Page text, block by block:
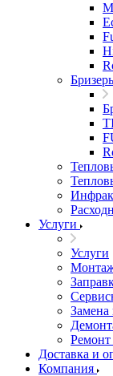
Услуги
Услуги
Замена
Ремонт
Доставка и
Компания